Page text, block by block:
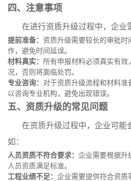
四、注意事项
在进行资质升级过程中，企业
提前准备： 资质升级需要较长的审批时
作，避免时间延误。
材料真实： 所有申报材料必须真实有
况，否则将面临处罚。
专业咨询： 对于资质升级流程和材料准
以咨询专业机构，避免出现错误。
五、资质升级的常见问题
在资质升级过程中，企业可能
如：
人员资质不符合要求： 企业需要根据升
人员资质满足标准。
工程业绩不足： 企业需要提供符合资质